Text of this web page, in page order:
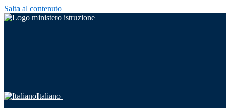
Salta al contenuto
Italiano